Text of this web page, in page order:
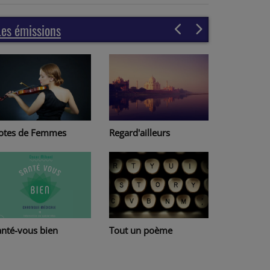
émissions
de Femmes
vous bien
Regard'ailleurs
Tout un poème